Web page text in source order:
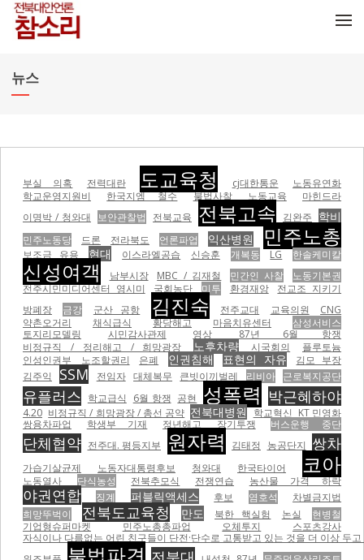
뉴스
부실 의혹 전력대란 도교육청 cj대한통운
노동유연화
학교운영지원비
한국지엠 철수 불법사찰 노동교육
마힌드라
이명박 / 청와대 보안관찰법 전북교육 전북고속 김완주 학비
민주노동당 드론 전라북도 언론파업 익산병원 민주노총
보조금 유용 현대 이스라엘공습 신승훈 개복동 LG 한솔케미칼
신성여객 남부시장 MBC / 김재철 민간인 사찰
노동기본권
전주시민미디어센터 영시미
국회농단 미투 환경재앙
전교조 지키기
방폐장
금강 군산 공항 김진숙 전주교대 교육의원
CNG
약촌오거리
채식급식 황당해고 마음치유센터
삼성서비스
토지리모델링
시민감사관제 영상
87년 6월 항쟁
비정규직 / 정리해고 / 희망광장
노후차량 시국회의
플루토늄
인성인권부
노조할권리 은폐 인권침해 표현의 자유
김모 부장
김주익
SSM 전임자 대체복무 큰빗이끼벌레 리비아 근로복지공단
유플러스 학교급식 6월 항쟁 공현 성폭력 박근혜하야
4.20 비정규직 / 희망광장 / 총선 공약 전북대병원 학교혁신 KT 민영화
쌍용차파업
학생부 기재 정년해고 장기투쟁 버스운행 중단
단체협약 전주대. 평등지부 원자력 김태정 농공단지 쌍차
가습기살균제 노동자대통령후보 청와대 한국타이어 코아
노동열사 단식농성 전북추모식 전쟁연습 농산물 가격 하락
야권연합 징계 퍼블릭액세스 후보 염호석
차별금지법
희망뚜벅이
전북도교육청 만도 북한 핵실험 논실
현병철
기업형슈퍼마켓
민주노총총파업 오체투지
스포츠강사
자식이나 다름없는 어린 친구들이 단전·단수로 고통받고 있는 것을 더 이상